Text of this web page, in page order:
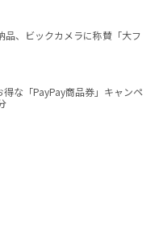
、ビックカメラに称賛「大フ
得な「PayPay商品券」キャンペ